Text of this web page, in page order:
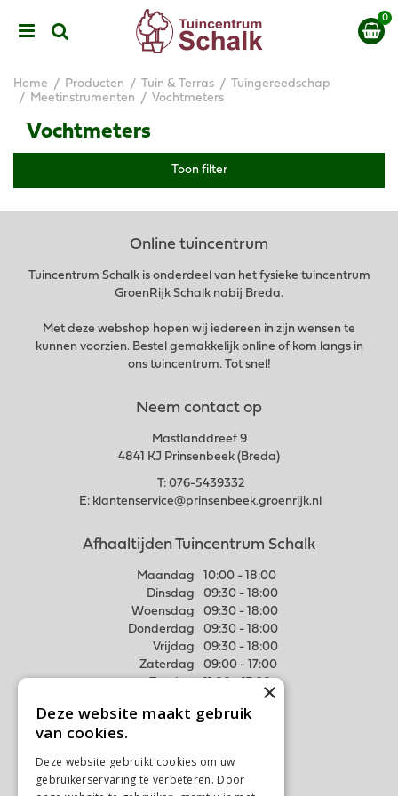
Home Producten Tuin & Terras
Tuingereedschap
Meetinstrumenten
Vochtmeters
Vochtmeters
Toon filter
Online tuincentrum
Tuincentrum Schalk is onderdeel van het fysieke tuincentrum
GroenRijk Schalk nabij Breda.
Met deze webshop hopen wij iedereen in zijn wensen te
kunnen voorzien. Bestel gemakkelijk online of kom langs in
ons tuincentrum. Tot snel!
Neem contact op
Mastlanddreef 9
4841 KJ Prinsenbeek (Breda)
T: 076-5439332
E: klantenservice@prinsenbeek.groenrijk.nl
Afhaaltijden Tuincentrum Schalk
Maandag
10:00 - 18:00
Dinsdag
09:30 - 18:00
Woensdag
09:30 - 18:00
Donderdag
09:30 - 18:00
Vrijdag
09:30 - 18:00
Zaterdag
09:00 - 17:00
Meer weten
Algemene voorwaarden
Privacy Statement
Disclaimer
×
Deze website maakt gebruik
van cookies.
Deze website gebruikt cookies om uw
gebruikerservaring te verbeteren. Door